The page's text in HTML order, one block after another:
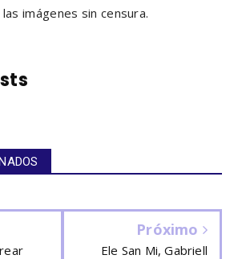
imágenes sin censura.
Próximo
Ele San Mi, Gabriell